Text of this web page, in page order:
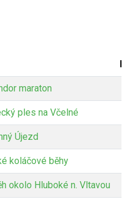
maraton
ples na Včelné
Újezd
koláčové běhy
okolo Hluboké n. Vltavou